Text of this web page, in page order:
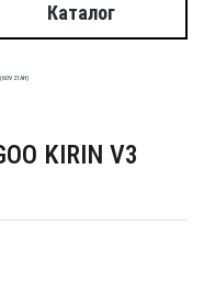
Каталог
KIRIN V3